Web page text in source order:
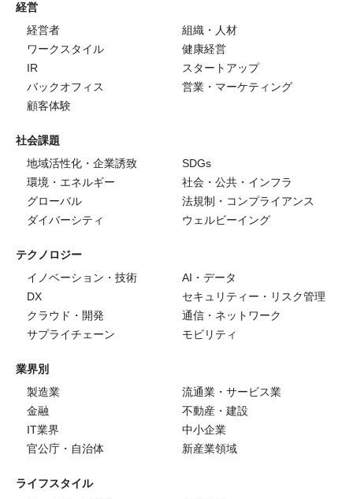
経営
経営者
組織・人材
ワークスタイル
健康経営
IR
スタートアップ
バックオフィス
営業・マーケティング
顧客体験
社会課題
地域活性化・企業誘致
SDGs
環境・エネルギー
社会・公共・インフラ
グローバル
法規制・コンプライアンス
ダイバーシティ
ウェルビーイング
テクノロジー
イノベーション・技術
AI・データ
DX
セキュリティー・リスク管理
クラウド・開発
通信・ネットワーク
サプライチェーン
モビリティ
業界別
製造業
流通業・サービス業
金融
不動産・建設
IT業界
中小企業
官公庁・自治体
新産業領域
ライフスタイル